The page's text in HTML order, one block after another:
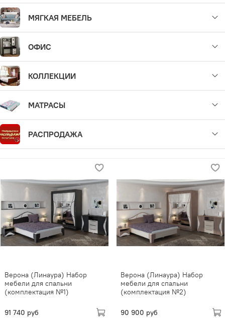
МЯГКАЯ МЕБЕЛЬ
ОФИС
КОЛЛЕКЦИИ
МАТРАСЫ
РАСПРОДАЖА
Верона (Линаура) Набор
мебели для спальни
(комплектация №1)
91 740 руб
Верона (Линаура) Набор
мебели для спальни
(комплектация №2)
90 900 руб